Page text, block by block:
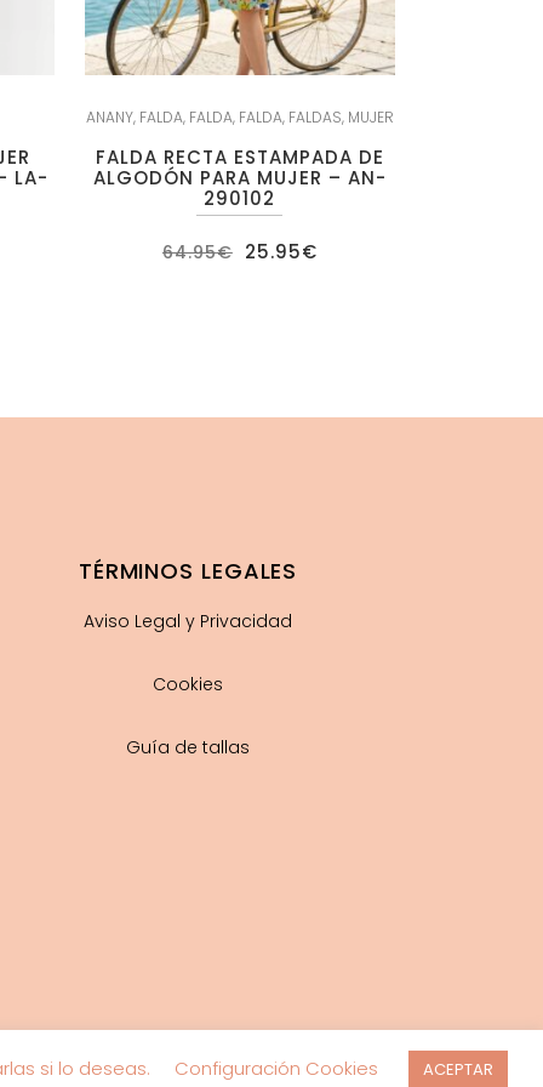
LA-
ANANY, FALDA, FALDA, FALDA, FALDAS, MUJER
FALDA RECTA ESTAMPADA DE
ALGODÓN PARA MUJER – AN-
290102
64.95€ El
precio
25.95€El
TÉRMINOS LEGALES
Aviso Legal y Privacidad
Cookies
Guía de tallas
si lo deseas. Configuración Cookies ACEPTAR